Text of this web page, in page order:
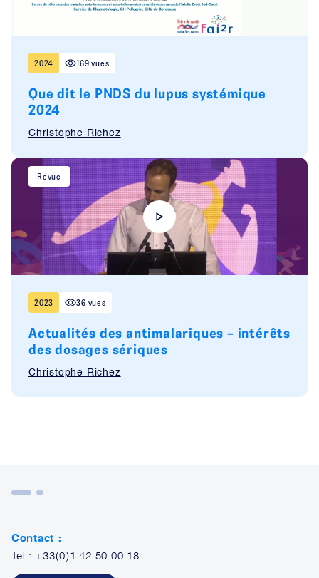
2024 169 vues
Que dit le PNDS du lupus systémique
2024
Christophe Richez
Revue
2023 36 vues
Actualités des antimalariques – intérêts
des dosages sériques
Christophe Richez
Contact :
Tel : +33(0)1.42.50.00.18